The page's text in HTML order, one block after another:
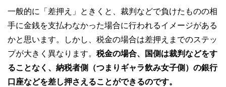
一般的に「差押え」ときくと、裁判などで負けたものの相
手に金銭を支払わなかった場合に行われるイメージがある
かと思います。しかし、税金の場合は差押えまでのステッ
プが大きく異なります。 税金の場合、国側は裁判などをす
ることなく、納税者側（つまりギャラ飲み女子側）の銀行
口座などを差し押さえることができるのです。